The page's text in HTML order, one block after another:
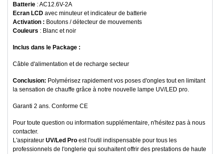
Batterie : AC12.6V-2A
Ecran LCD avec minuteur et indicateur de batterie
Activation : Boutons / détecteur de mouvements
Couleurs : Blanc et noir
Inclus dans le Package :
Câble d'alimentation et de recharge secteur
Conclusion: Polymérisez rapidement vos poses d'ongles tout en limitant
la sensation de chauffe grâce à notre nouvelle lampe UV/LED pro.
Garanti 2 ans. Conforme CE
Pour toute question ou information supplémentaire, n'hésitez pas à nous
contacter.
L'aspirateur UV/Led Pro est l'outil indispensable pour tous les
professionnels de l'onglerie qui souhaitent offrir des prestations de haute